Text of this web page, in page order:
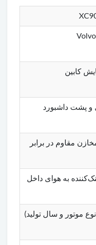
کابین
و پشت داشبورد
مقاوم در برابر
به هوای داخل